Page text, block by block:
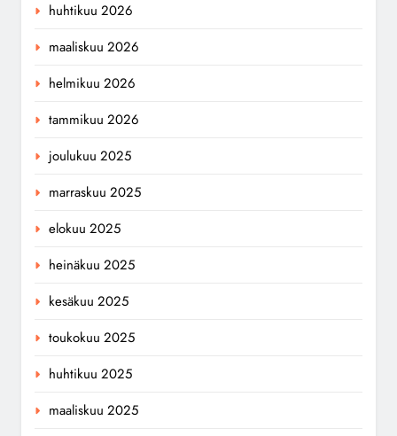
huhtikuu 2026
maaliskuu 2026
helmikuu 2026
tammikuu 2026
joulukuu 2025
marraskuu 2025
elokuu 2025
heinäkuu 2025
kesäkuu 2025
toukokuu 2025
huhtikuu 2025
maaliskuu 2025